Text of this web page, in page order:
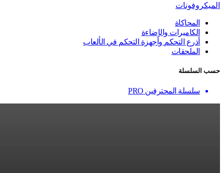
الميكروفونات
المحاكاة
الكاميرات والإضاءة
أذرع التحكم وأجهزة التحكم في الألعاب
الملحقات
حسب السلسلة
سلسلة المحترفين PRO